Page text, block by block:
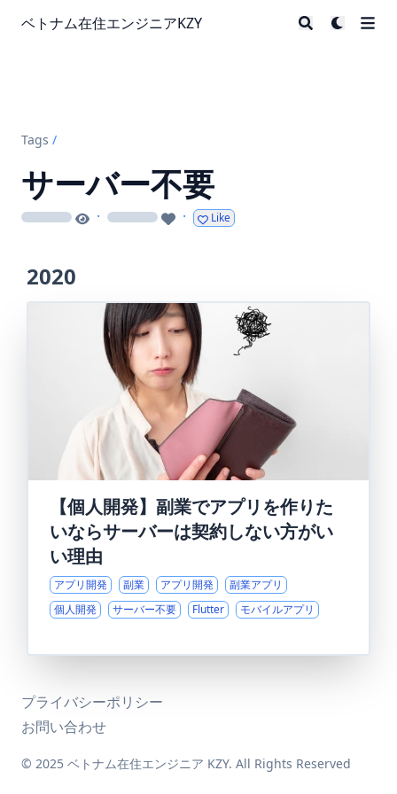
ベトナム在住エンジニアKZY
Tags /
サーバー不要
loading · loading · Like
2020
【個人開発】副業でアプリを作りた
いならサーバーは契約しない方がい
い理由
アプリ開発 副業 アプリ開発
副業アプリ
個人開発
サーバー不要 Flutter モバイルアプリ
プライバシーポリシー
お問い合わせ
© 2025 ベトナム在住エンジニア KZY. All Rights Reserved